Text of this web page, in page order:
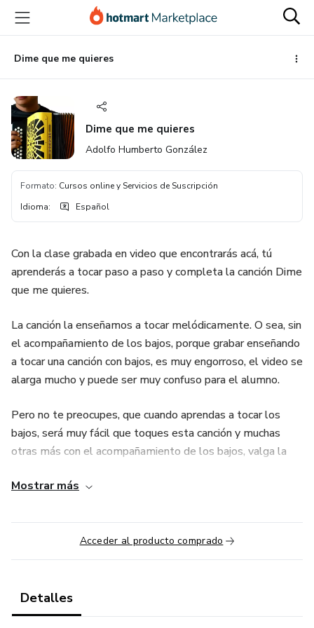
principal
página
de
página
Dime que me quieres
Dime que me quieres
Adolfo Humberto González
Formato: Cursos online y Servicios de Suscripción
Idioma: Español
Con la clase grabada en video que encontrarás acá, tú
aprenderás a tocar paso a paso y completa la canción Dime
que me quieres.
La canción la enseñamos a tocar melódicamente. O sea, sin
el acompañamiento de los bajos, porque grabar enseñando
a tocar una canción con bajos, es muy engorroso, el video se
alarga mucho y puede ser muy confuso para el alumno.
Pero no te preocupes, que cuando aprendas a tocar los
bajos, será muy fácil que toques esta canción y muchas
otras más con el acompañamiento de los bajos, valga la
encuentras algo que no entiendes, TE DAMOS
ACOMPAÑAMIENTO, así que no dudes en contactarnos y
con gusto te ayudamos a resolverlo.
Nos puedes contactar por email o por WhatsApp.
Mostrar más
Acceder al producto comprado
Detalles